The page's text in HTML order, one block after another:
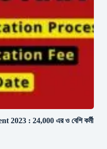
: 24,000 এর ও বেশি কর্মী